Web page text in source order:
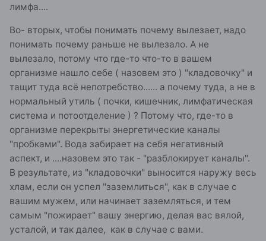
лимфа....
Во- вторых, чтобы понимать почему вылезает, надо
понимать почему раньше не вылезало. А не
вылезало, потому что где-то что-то в вашем
организме нашло себе ( назовем это ) "кладовочку" и
тащит туда всё непотребство...... а почему туда, а не в
нормальный утиль ( почки, кишечник, лимфатическая
система и потоотделение ) ? Потому что, где-то в
организме перекрыты энергетические каналы
"пробками". Вода забирает на себя негативный
аспект, и ....назовем это так - "разблокирует каналы".
В результате, из "кладовочки" выносится наружу весь
хлам, если он успел "заземлиться", как в случае с
вашим мужем, или начинает заземляться, и тем
самым "пожирает" вашу энергию, делая вас вялой,
усталой, и так далее, как в случае с вами.